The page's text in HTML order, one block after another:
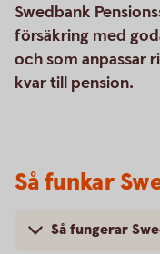
Swedbank
försäkring med
och som anpassar
kvar till pension.
Så funkar
Så fungerar